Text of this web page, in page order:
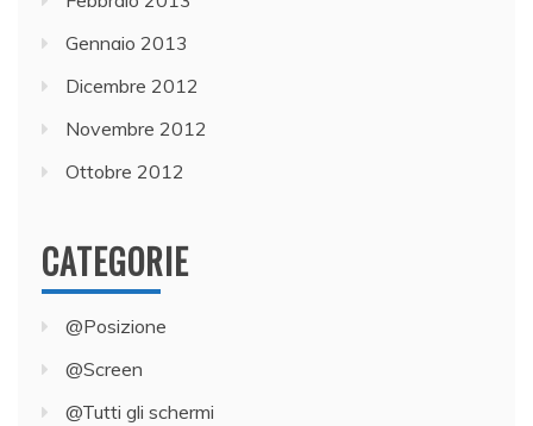
Gennaio 2013
Dicembre 2012
Novembre 2012
Ottobre 2012
CATEGORIE
@Posizione
@Screen
@Tutti gli schermi